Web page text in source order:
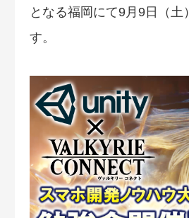
となる福岡にて9月9日（土
す。